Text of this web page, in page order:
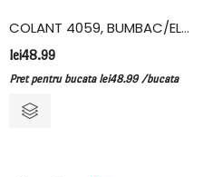
COLANT 4059, BUMBAC/ELASTAN, KOTA, ANIMAL PRINT
lei48.99
Pret pentru bucata lei48.99 /bucata